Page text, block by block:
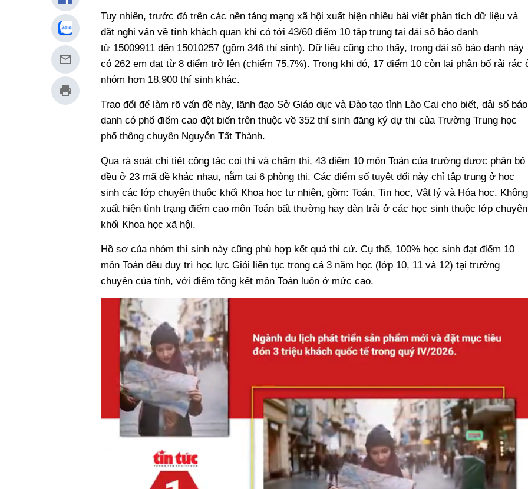
Tuy nhiên, trước đó trên các nền tảng mạng xã hội xuất hiện nhiều bài viết phân tích dữ liệu và
đặt nghi vấn về tính khách quan khi có tới 43/60 điểm 10 tập trung tại dải số báo danh
từ 15009911 đến 15010257 (gồm 346 thí sinh). Dữ liệu cũng cho thấy, trong dải số báo danh này
có 262 em đạt từ 8 điểm trở lên (chiếm 75,7%). Trong khi đó, 17 điểm 10 còn lại phân bố rải rác
nhóm hơn 18.900 thí sinh khác.
Trao đổi để làm rõ vấn đề này, lãnh đạo Sở Giáo dục và Đào tạo tỉnh Lào Cai cho biết, dải số báo
danh có phổ điểm cao đột biến trên thuộc về 352 thí sinh đăng ký dự thi của Trường Trung học
phổ thông chuyên Nguyễn Tất Thành.
Qua rà soát chi tiết công tác coi thi và chấm thi, 43 điểm 10 môn Toán của trường được phân bố
đều ở 23 mã đề khác nhau, nằm tại 6 phòng thi. Các điểm số tuyệt đối này chỉ tập trung ở học
sinh các lớp chuyên thuộc khối Khoa học tự nhiên, gồm: Toán, Tin học, Vật lý và Hóa học. Không
xuất hiện tình trạng điểm cao môn Toán bất thường hay dàn trải ở các học sinh thuộc lớp chuyên
khối Khoa học xã hội.
Hồ sơ của nhóm thí sinh này cũng phù hợp kết quả thi cử. Cụ thể, 100% học sinh đạt điểm 10
môn Toán đều duy trì học lực Giỏi liên tục trong cả 3 năm học (lớp 10, 11 và 12) tại trường
chuyên của tỉnh, với điểm tổng kết môn Toán luôn ở mức cao.